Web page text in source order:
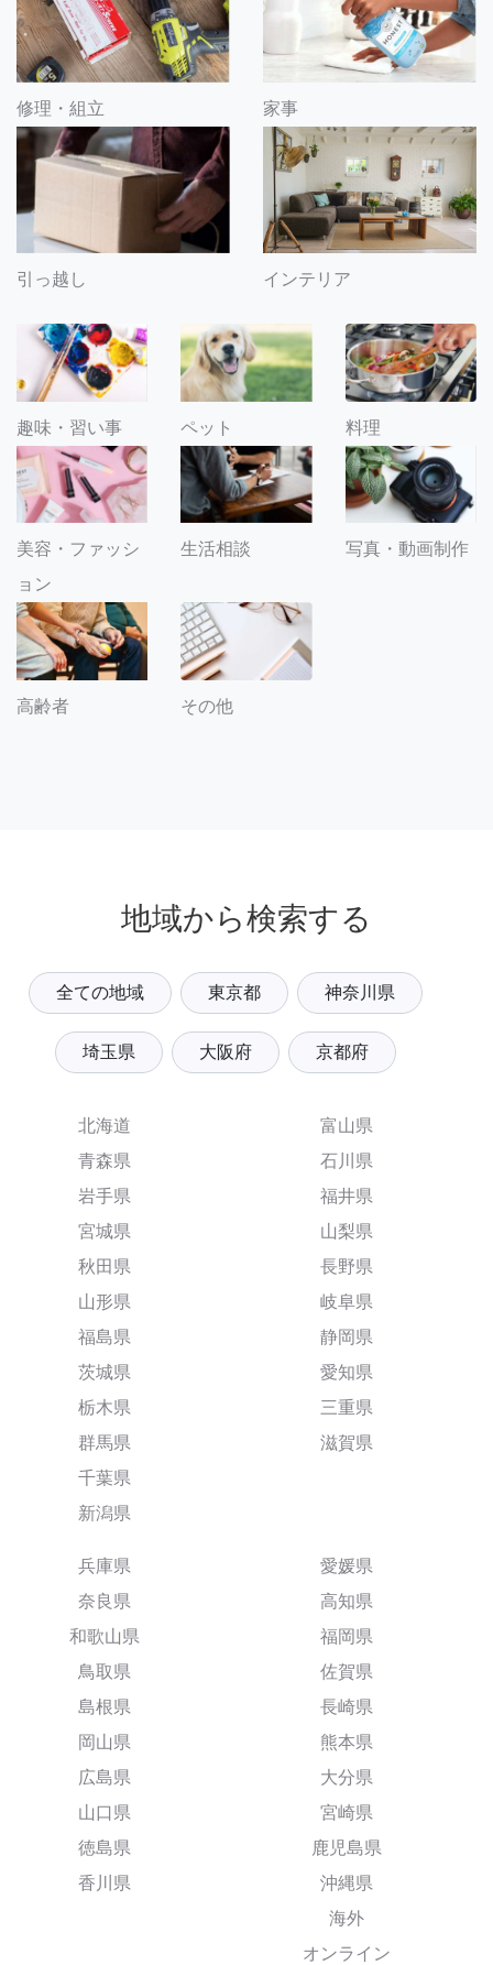
修理・組立 家事
引っ越し インテリア
趣味・習い事 ペット 料理
美容・ファッシ
ョン
生活相談 写真・動画制作
高齢者 その他
地域から検索する
全ての地域 東京都 神奈川県
埼玉県 大阪府 京都府
北海道
青森県
岩手県
宮城県
秋田県
山形県
福島県
茨城県
栃木県
群馬県
千葉県
新潟県
富山県
石川県
福井県
山梨県
長野県
岐阜県
静岡県
愛知県
三重県
滋賀県
兵庫県
奈良県
和歌山県
鳥取県
島根県
岡山県
広島県
山口県
徳島県
香川県
愛媛県
高知県
福岡県
佐賀県
長崎県
熊本県
大分県
宮崎県
鹿児島県
沖縄県
海外
オンライン